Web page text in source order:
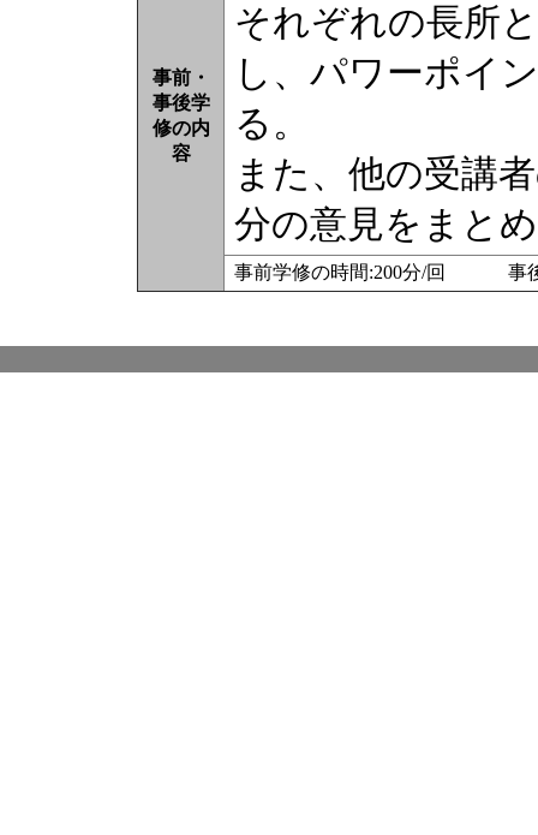
事前・
事後学
修の内
容
それぞれの長所
し、パワーポイ
る。
また、他の受講
分の意見をまと
事前学修の時間:200分/回 事後